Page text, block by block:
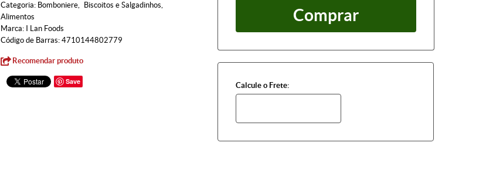
Categoria: Bomboniere
Biscoitos e Salgadinhos
Alimentos
Marca:
I Lan Foods
Código de Barras: 4710144802779
Recomendar produto
Save
Comprar
Calcule o Frete: